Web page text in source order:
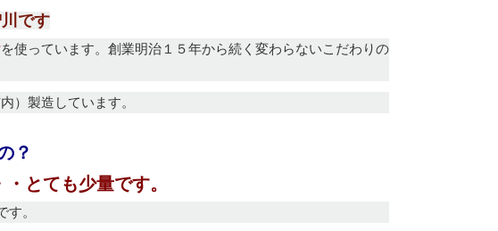
です
を使っています。創業明治１５年から続く変わらないこだわりの
）製造しています。
？
とても少量です。
す。